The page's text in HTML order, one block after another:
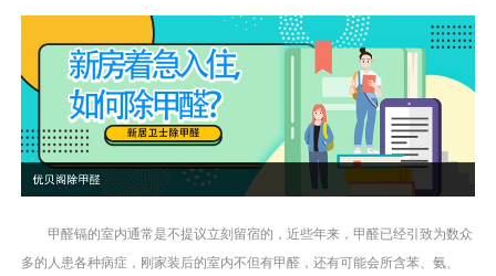
甲醛镉的室内通常是不提议立刻留宿的，近些年来，甲醛已经引致为数众
多的人患各种病症，刚家装后的室内不但有甲醛，还有可能会所含苯、氨、